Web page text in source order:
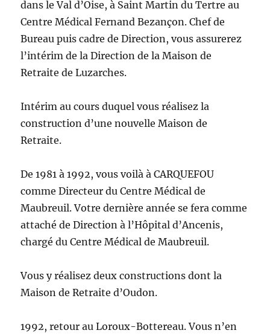
dans le Val d’Oise, à Saint Martin du Tertre au
Centre Médical Fernand Bezançon. Chef de
Bureau puis cadre de Direction, vous assurerez
l’intérim de la Direction de la Maison de
Retraite de Luzarches.
Intérim au cours duquel vous réalisez la
construction d’une nouvelle Maison de
Retraite.
De 1981 à 1992, vous voilà à CARQUEFOU
comme Directeur du Centre Médical de
Maubreuil. Votre dernière année se fera comme
attaché de Direction à l’Hôpital d’Ancenis,
chargé du Centre Médical de Maubreuil.
Vous y réalisez deux constructions dont la
Maison de Retraite d’Oudon.
1992, retour au Loroux-Bottereau. Vous n’en